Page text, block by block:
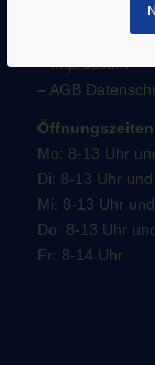
–Impressum
– AGB
Mo: 8-13 Uhr
Di: 8-13 Uhr
Mi: 8-13 Uhr
Do: 8-13 Uhr
Fr: 8-14 Uhr